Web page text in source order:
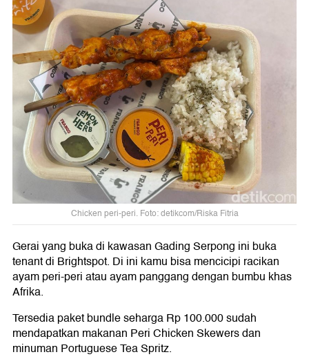
Chicken peri-peri. Foto: detikcom/Riska Fitria
Gerai yang buka di kawasan Gading Serpong ini buka
tenant di Brightspot. Di ini kamu bisa mencicipi racikan
ayam peri-peri atau ayam panggang dengan bumbu khas
Afrika.
Tersedia paket bundle seharga Rp 100.000 sudah
mendapatkan makanan Peri Chicken Skewers dan
minuman Portuguese Tea Spritz.